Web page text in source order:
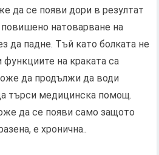
да се появи дори в резултат
натоварване на
да падне. Тъй като болката не
на краката са
да продължи да води
търси медицинска помощ.
да се появи само защото
е хронична..